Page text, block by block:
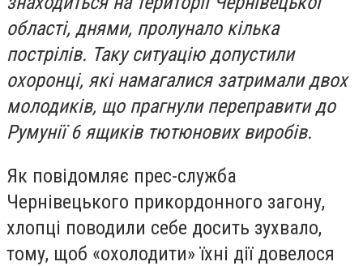
області, днями, пролунало кілька
пострілів. Таку ситуацію допустили
охоронці, які намагалися затримали двох
молодиків, що прагнули переправити до
Румунії 6 ящиків тютюнових виробів.
Як повідомляє прес-служба
Чернівецького прикордонного загону,
хлопці поводили себе досить зухвало,
тому, щоб «охолодити» їхні дії довелося